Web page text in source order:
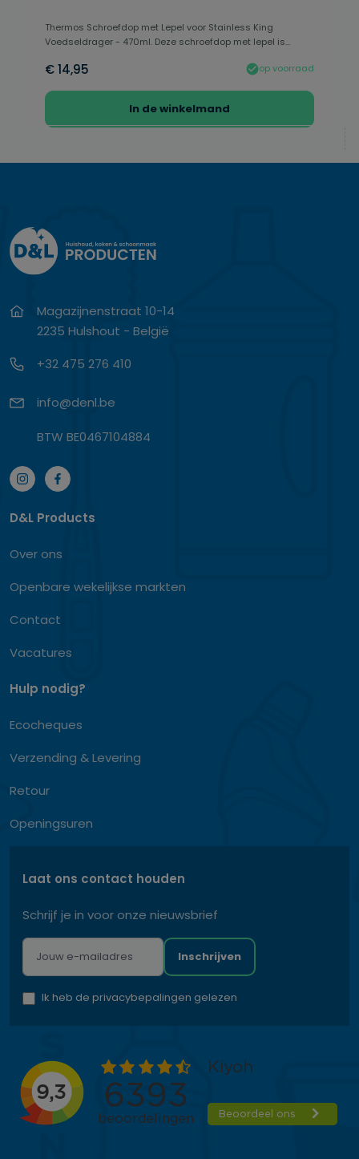
Thermos Schroefdop met Lepel voor Stainless King
Voedseldrager - 470ml. Deze schroefdop met lepel is...
€ 14,95 op voorraad
In de winkelmand
Magazijnenstraat 10-14
2235 Hulshout - België
+32 475 276 410
info@denl.be
BTW BE0467104884
D&L Products
Over ons
Openbare wekelijkse markten
Contact
Vacatures
Hulp nodig?
Ecocheques
Verzending & Levering
Retour
Openingsuren
Laat ons contact houden
Schrijf je in voor onze nieuwsbrief
Inschrijven
Ik heb de privacybepalingen gelezen